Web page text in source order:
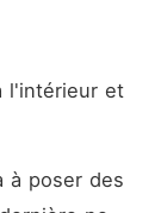
l'intérieur et
à poser des